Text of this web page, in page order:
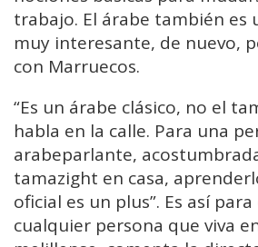
trabajo. El árabe también es
muy interesante, de nuevo,
con Marruecos.
“Es un árabe clásico, no el
habla en la calle. Para una
arabeparlante,
tamazight en casa,
oficial es un plus”. Es así
cualquier persona que viva